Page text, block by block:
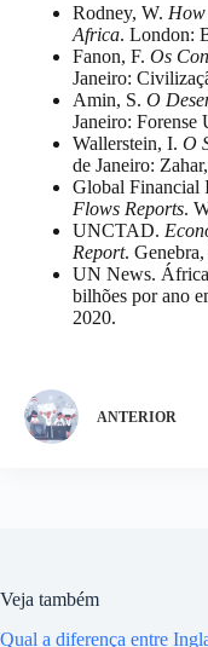
Rodney, W. How
Africa. London:
Fanon, F. Os
Janeiro:
Amin, S. O
Janeiro: Forense
Wallerstein, I. O
de Janeiro:
Global Financial
Flows Reports.
UNCTAD.
Report.
UN News. África
bilhões por ano
2020.
ANTERIOR
Veja também
Qual a diferença entre